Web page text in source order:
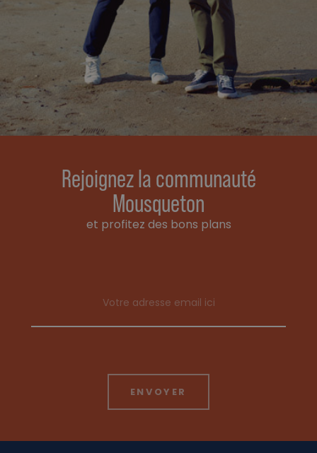
Rejoignez la communauté
Mousqueton
et profitez des bons plans